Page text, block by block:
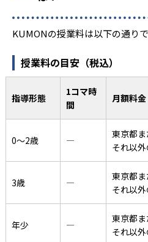
KUMONの授業料は以下の通りで
授業料の目安（税込）
指導形態
1コマ時
間
月額料金
0〜2歳 ―
東京都
それ以
3歳 ―
東京都
それ以
年少 ―
東京都
それ以